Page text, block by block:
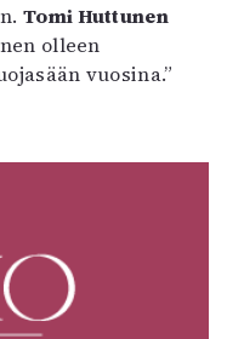
Tomi Huttunen
olleen
vuosina.”